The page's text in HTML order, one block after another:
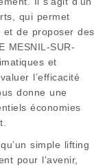
qui permet
et de proposer des
MESNIL-SUR-
et
l’efficacité
donne une
économies
simple lifting
pour l’avenir,